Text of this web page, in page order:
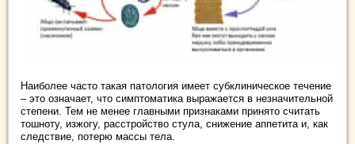
Наиболее часто такая патология имеет субклиническое течение
– это означает, что симптоматика выражается в незначительной
степени. Тем не менее главными признаками принято считать
тошноту, изжогу, расстройство стула, снижение аппетита и, как
следствие, потерю массы тела.